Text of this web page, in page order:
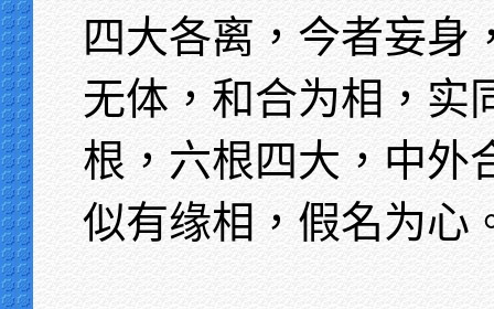
四大各离，今者妄身
无体，和合为相，实
根，六根四大，中外
似有缘相，假名为心